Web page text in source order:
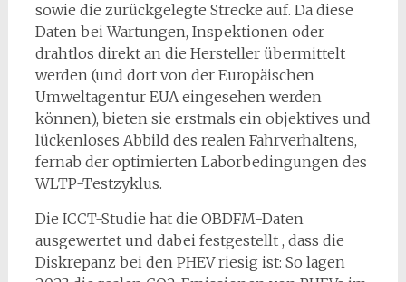
sowie die zurückgelegte Strecke auf. Da diese
Daten bei Wartungen, Inspektionen oder
drahtlos direkt an die Hersteller übermittelt
werden (und dort von der Europäischen
Umweltagentur EUA eingesehen werden
können), bieten sie erstmals ein objektives und
lückenloses Abbild des realen Fahrverhaltens,
fernab der optimierten Laborbedingungen des
WLTP-Testzyklus.
Die ICCT-Studie hat die OBDFM-Daten
ausgewertet und dabei festgestellt , dass die
Diskrepanz bei den PHEV riesig ist: So lagen